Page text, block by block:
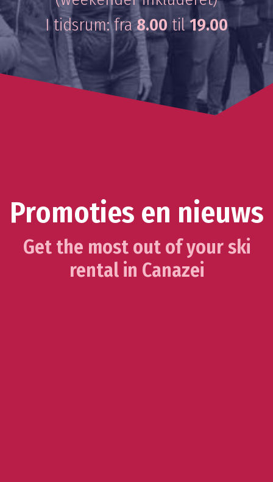
I tidsrum: fra8.00til19.00
Promoties en nieuws
Get the most out of your ski
rental in Canazei